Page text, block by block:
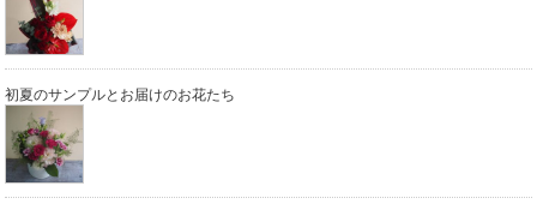
初夏のサンプルとお届けのお花たち